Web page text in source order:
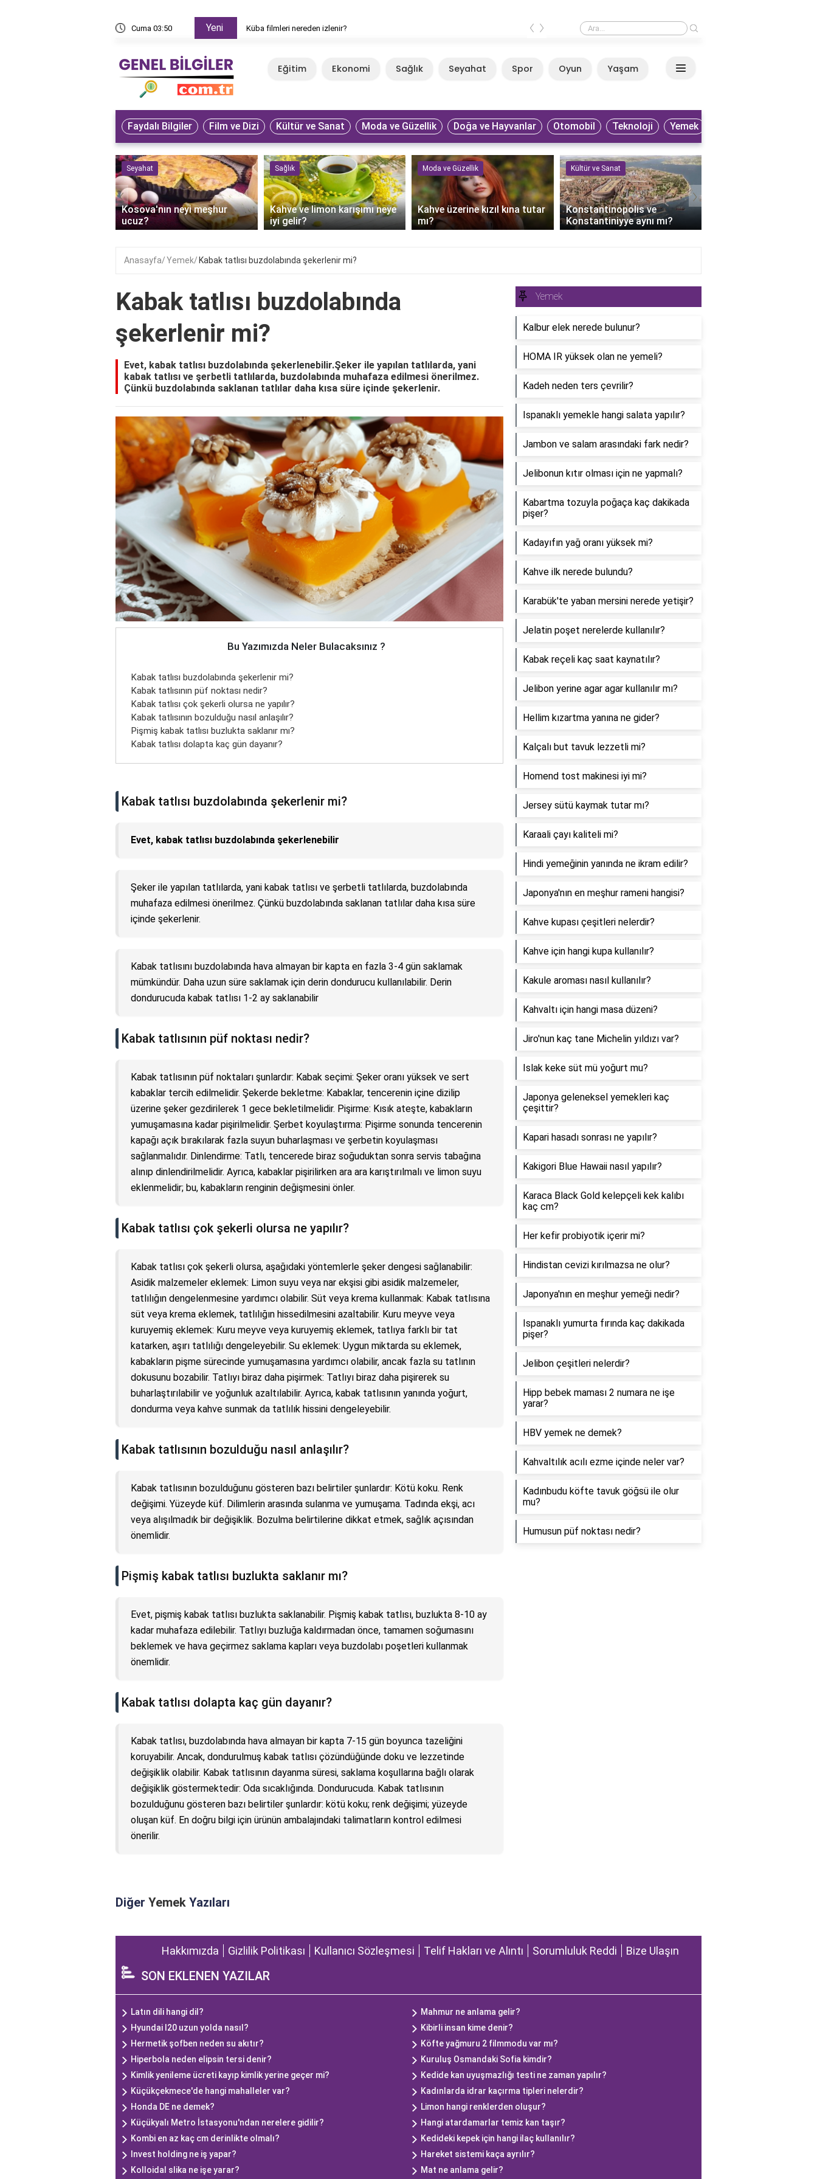
Cuma 03:50 Yeni Küba filmleri nereden izlenir? Kuruluş Osman Halime Hatun'un kızı kimdir?
‹ ›
Eğitim Ekonomi Sağlık Seyahat Spor Oyun Yaşam
Faydalı Bilgiler Film ve Dizi Kültür ve Sanat Moda ve Güzellik Doğa ve Hayvanlar Otomobil Teknoloji Yemek
Seyahat
Kosova'nın neyi meşhur
ucuz?
Sağlık
Kahve ve limon karışımı neye
iyi gelir?
Moda ve Güzellik
Kahve üzerine kızıl kına tutar
mı?
Kültür ve Sanat
Konstantinopolis ve
Konstantiniyye aynı mı?
‹ ›
Anasayfa Yemek Kabak tatlısı buzdolabında şekerlenir mi?
Kabak tatlısı buzdolabında
şekerlenir mi?
Evet, kabak tatlısı buzdolabında şekerlenebilir.Şeker ile yapılan tatlılarda, yani
kabak tatlısı ve şerbetli tatlılarda, buzdolabında muhafaza edilmesi önerilmez.
Çünkü buzdolabında saklanan tatlılar daha kısa süre içinde şekerlenir.
Bu Yazımızda Neler Bulacaksınız ?
Kabak tatlısı buzdolabında şekerlenir mi?
Kabak tatlısının püf noktası nedir?
Kabak tatlısı çok şekerli olursa ne yapılır?
Kabak tatlısının bozulduğu nasıl anlaşılır?
Pişmiş kabak tatlısı buzlukta saklanır mı?
Kabak tatlısı dolapta kaç gün dayanır?
Kabak tatlısı buzdolabında şekerlenir mi?
Evet, kabak tatlısı buzdolabında şekerlenebilir
Şeker ile yapılan tatlılarda, yani kabak tatlısı ve şerbetli tatlılarda, buzdolabında
muhafaza edilmesi önerilmez. Çünkü buzdolabında saklanan tatlılar daha kısa süre
içinde şekerlenir.
Kabak tatlısını buzdolabında hava almayan bir kapta en fazla 3-4 gün saklamak
mümkündür. Daha uzun süre saklamak için derin dondurucu kullanılabilir. Derin
dondurucuda kabak tatlısı 1-2 ay saklanabilir
Kabak tatlısının püf noktası nedir?
Kabak tatlısının püf noktaları şunlardır: Kabak seçimi: Şeker oranı yüksek ve sert
kabaklar tercih edilmelidir. Şekerde bekletme: Kabaklar, tencerenin içine dizilip
üzerine şeker gezdirilerek 1 gece bekletilmelidir. Pişirme: Kısık ateşte, kabakların
yumuşamasına kadar pişirilmelidir. Şerbet koyulaştırma: Pişirme sonunda tencerenin
kapağı açık bırakılarak fazla suyun buharlaşması ve şerbetin koyulaşması
sağlanmalıdır. Dinlendirme: Tatlı, tencerede biraz soğuduktan sonra servis tabağına
alınıp dinlendirilmelidir. Ayrıca, kabaklar pişirilirken ara ara karıştırılmalı ve limon suyu
eklenmelidir; bu, kabakların renginin değişmesini önler.
Kabak tatlısı çok şekerli olursa ne yapılır?
Kabak tatlısı çok şekerli olursa, aşağıdaki yöntemlerle şeker dengesi sağlanabilir:
Asidik malzemeler eklemek: Limon suyu veya nar ekşisi gibi asidik malzemeler,
tatlılığın dengelenmesine yardımcı olabilir. Süt veya krema kullanmak: Kabak tatlısına
süt veya krema eklemek, tatlılığın hissedilmesini azaltabilir. Kuru meyve veya
kuruyemiş eklemek: Kuru meyve veya kuruyemiş eklemek, tatlıya farklı bir tat
katarken, aşırı tatlılığı dengeleyebilir. Su eklemek: Uygun miktarda su eklemek,
kabakların pişme sürecinde yumuşamasına yardımcı olabilir, ancak fazla su tatlının
dokusunu bozabilir. Tatlıyı biraz daha pişirmek: Tatlıyı biraz daha pişirerek su
buharlaştırılabilir ve yoğunluk azaltılabilir. Ayrıca, kabak tatlısının yanında yoğurt,
dondurma veya kahve sunmak da tatlılık hissini dengeleyebilir.
Kabak tatlısının bozulduğu nasıl anlaşılır?
Kabak tatlısının bozulduğunu gösteren bazı belirtiler şunlardır: Kötü koku. Renk
değişimi. Yüzeyde küf. Dilimlerin arasında sulanma ve yumuşama. Tadında ekşi, acı
veya alışılmadık bir değişiklik. Bozulma belirtilerine dikkat etmek, sağlık açısından
önemlidir.
Pişmiş kabak tatlısı buzlukta saklanır mı?
Evet, pişmiş kabak tatlısı buzlukta saklanabilir. Pişmiş kabak tatlısı, buzlukta 8-10 ay
kadar muhafaza edilebilir. Tatlıyı buzluğa kaldırmadan önce, tamamen soğumasını
beklemek ve hava geçirmez saklama kapları veya buzdolabı poşetleri kullanmak
önemlidir.
Kabak tatlısı dolapta kaç gün dayanır?
Kabak tatlısı, buzdolabında hava almayan bir kapta 7-15 gün boyunca tazeliğini
koruyabilir. Ancak, dondurulmuş kabak tatlısı çözündüğünde doku ve lezzetinde
değişiklik olabilir. Kabak tatlısının dayanma süresi, saklama koşullarına bağlı olarak
değişiklik göstermektedir: Oda sıcaklığında. Dondurucuda. Kabak tatlısının
bozulduğunu gösteren bazı belirtiler şunlardır: kötü koku; renk değişimi; yüzeyde
oluşan küf. En doğru bilgi için ürünün ambalajındaki talimatların kontrol edilmesi
önerilir.
Diğer Yemek Yazıları
Yemek
Kalbur elek nerede bulunur?
HOMA IR yüksek olan ne yemeli?
Kadeh neden ters çevrilir?
Ispanaklı yemekle hangi salata yapılır?
Jambon ve salam arasındaki fark nedir?
Jelibonun kıtır olması için ne yapmalı?
Kabartma tozuyla poğaça kaç dakikada
pişer?
Kadayıfın yağ oranı yüksek mi?
Kahve ilk nerede bulundu?
Karabük'te yaban mersini nerede yetişir?
Jelatin poşet nerelerde kullanılır?
Kabak reçeli kaç saat kaynatılır?
Jelibon yerine agar agar kullanılır mı?
Hellim kızartma yanına ne gider?
Kalçalı but tavuk lezzetli mi?
Homend tost makinesi iyi mi?
Jersey sütü kaymak tutar mı?
Karaali çayı kaliteli mi?
Hindi yemeğinin yanında ne ikram edilir?
Japonya'nın en meşhur rameni hangisi?
Kahve kupası çeşitleri nelerdir?
Kahve için hangi kupa kullanılır?
Kakule aroması nasıl kullanılır?
Kahvaltı için hangi masa düzeni?
Jiro'nun kaç tane Michelin yıldızı var?
Islak keke süt mü yoğurt mu?
Japonya geleneksel yemekleri kaç
çeşittir?
Kapari hasadı sonrası ne yapılır?
Kakigori Blue Hawaii nasıl yapılır?
Karaca Black Gold kelepçeli kek kalıbı
kaç cm?
Her kefir probiyotik içerir mi?
Hindistan cevizi kırılmazsa ne olur?
Japonya'nın en meşhur yemeği nedir?
Ispanaklı yumurta fırında kaç dakikada
pişer?
Jelibon çeşitleri nelerdir?
Hipp bebek maması 2 numara ne işe
yarar?
HBV yemek ne demek?
Kahvaltılık acılı ezme içinde neler var?
Kadınbudu köfte tavuk göğsü ile olur
mu?
Humusun püf noktası nedir?
Hakkımızda Gizlilik Politikası Kullanıcı Sözleşmesi Telif Hakları ve Alıntı Sorumluluk Reddi Bize Ulaşın
SON EKLENEN YAZILAR
Latın dili hangi dil?
Mahmur ne anlama gelir?
Hyundai I20 uzun yolda nasıl?
Kibirli insan kime denir?
Hermetik şofben neden su akıtır?
Köfte yağmuru 2 filmmodu var mı?
Hiperbola neden elipsin tersi denir?
Kuruluş Osmandaki Sofia kimdir?
Kimlik yenileme ücreti kayıp kimlik yerine geçer mi?
Kedide kan uyuşmazlığı testi ne zaman yapılır?
Küçükçekmece'de hangi mahalleler var?
Kadınlarda idrar kaçırma tipleri nelerdir?
Honda DE ne demek?
Limon hangi renklerden oluşur?
Küçükyalı Metro İstasyonu'ndan nerelere gidilir?
Hangi atardamarlar temiz kan taşır?
Kombi en az kaç cm derinlikte olmalı?
Kedideki kepek için hangi ilaç kullanılır?
Invest holding ne iş yapar?
Hareket sistemi kaça ayrılır?
Kolloidal slika ne işe yarar?
Mat ne anlama gelir?